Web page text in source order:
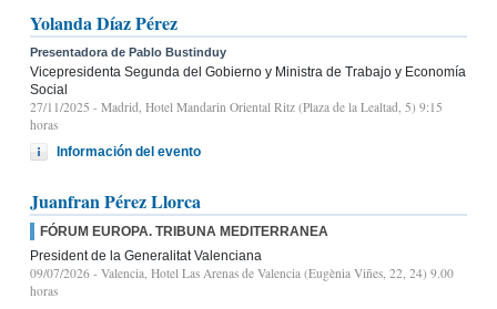
Yolanda Díaz Pérez
Presentadora de Pablo Bustinduy
Vicepresidenta Segunda del Gobierno y Ministra de Trabajo y Economía
Social
27/11/2025 - Madrid, Hotel Mandarin Oriental Ritz (Plaza de la Lealtad, 5) 9:15
horas
Información del evento
Juanfran Pérez Llorca
FÓRUM EUROPA. TRIBUNA MEDITERRANEA
President de la Generalitat Valenciana
09/07/2026 - Valencia, Hotel Las Arenas de Valencia (Eugènia Viñes, 22, 24) 9.00
horas